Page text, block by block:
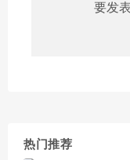
要发
热门推荐